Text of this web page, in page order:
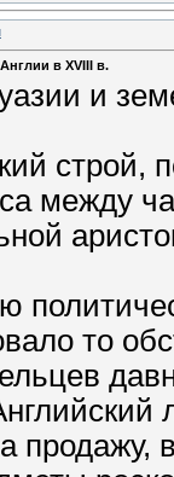
в XVIII в.
и
строй,
между
то
продажу,